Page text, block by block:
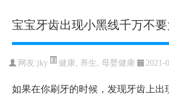
宝宝牙齿出现小黑线千万不
网友:jky 健康, 养生, 母婴健康 2021-
如果在你刷牙的时候，发现牙齿上